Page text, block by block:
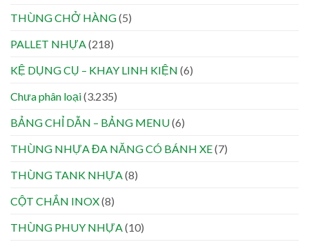
THÙNG CHỞ HÀNG(5)
PALLET NHỰA(218)
KỆ DỤNG CỤ – KHAY LINH KIỆN (6)
Chưa phân loại(3.235)
BẢNG CHỈ DẪN – BẢNG MENU(6)
THÙNG NHỰA ĐA NĂNG CÓ BÁNH XE(7)
THÙNG TANK NHỰA(8)
CỘT CHẮN INOX(8)
THÙNG PHUY NHỰA(10)